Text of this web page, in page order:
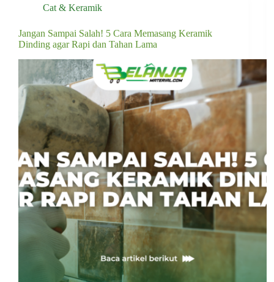
Cat & Keramik
Jangan Sampai Salah! 5 Cara Memasang Keramik
Dinding agar Rapi dan Tahan Lama